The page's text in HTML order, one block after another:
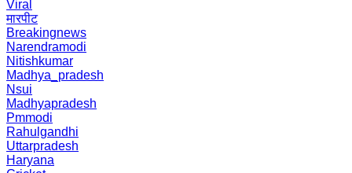
Viral
मारपीट
Breakingnews
Narendramodi
Nitishkumar
Madhya_pradesh
Nsui
Madhyapradesh
Pmmodi
Rahulgandhi
Uttarpradesh
Haryana